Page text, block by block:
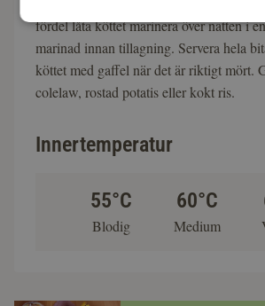
fördel låta köttet marinera över natten i
marinad innan tillagning. Servera hela
köttet med gaffel när det är riktigt mört.
colelaw, rostad potatis eller kokt ris.
Innertemperatur
55°C
Blodig
60°C
Medium